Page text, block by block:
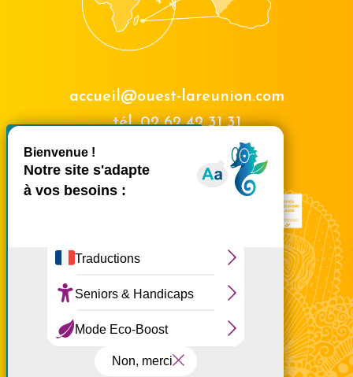
Tout accepter
Tout refuser
Masquer le
accueil@ouest-lareunion.com
tél.02 62 42 31 31
Nous rencontrer